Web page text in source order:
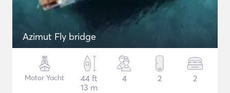
Azimut Fly bridge
Motor Yacht
44 ft
13 m
4 2 2